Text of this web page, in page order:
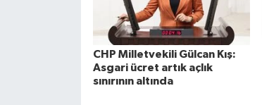
CHP Milletvekili Gülcan Kış:
Asgari ücret artık açlık
sınırının altında